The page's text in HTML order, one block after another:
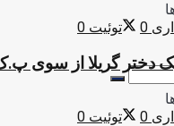
0 توئیت 0
یک دختر گریلا از سوی
0 توئیت 0